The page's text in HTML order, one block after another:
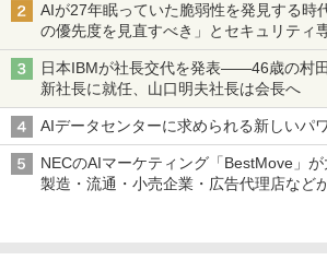
AIが27年眠っていた脆弱性を発見する
の優先度を見直すべき」とセキュリティ
日本IBMが社長交代を発表――46歳の村
新社長に就任、山口明夫社長は会長へ
AIデータセンターに求められる新しいパ
NECのAIマーケティング「BestMove」
製造・流通・小売企業・広告代理店など